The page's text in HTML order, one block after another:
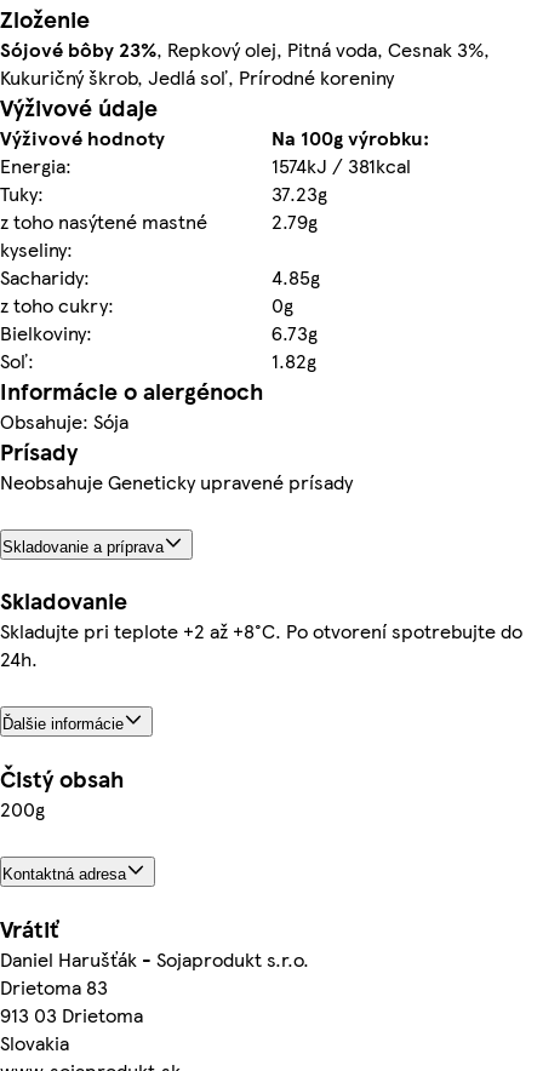
Zloženie
Sójové bôby 23%, Repkový olej, Pitná voda, Cesnak 3%,
Kukuričný škrob, Jedlá soľ, Prírodné koreniny
Výživové údaje
Výživové hodnoty
Na 100g výrobku:
Energia:
1574kJ / 381kcal
Tuky:
37.23g
z toho nasýtené mastné
kyseliny:
2.79g
Sacharidy:
4.85g
z toho cukry:
0g
Bielkoviny:
6.73g
Soľ:
1.82g
Informácie o alergénoch
Obsahuje: Sója
Prísady
Neobsahuje Geneticky upravené prísady
Skladovanie a príprava
Skladovanie
Skladujte pri teplote +2 až +8°C. Po otvorení spotrebujte do
24h.
Ďalšie informácie
Čistý obsah
200g
Kontaktná adresa
Vrátiť
Daniel Harušťák - Sojaprodukt s.r.o.
Drietoma 83
913 03 Drietoma
Slovakia